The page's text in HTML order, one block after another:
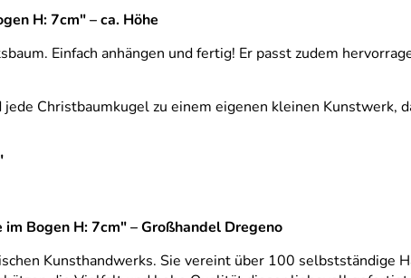
H: 7cm" – ca. Höhe
Einfach anhängen und fertig! Er passt zudem
Christbaumkugel zu einem eigenen kleinen Kunstwerk,
Bogen H: 7cm" – Großhandel Dregeno
Kunsthandwerks. Sie vereint über 100 selbstständige